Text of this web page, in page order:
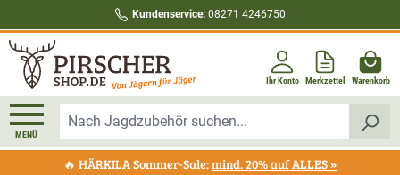
Kundenservice: 08271 4246750
Ihr Konto Merkzettel Warenkorb
MENÜ
🔥 HÄRKILA Sommer-Sale:mind. 20% auf ALLES »